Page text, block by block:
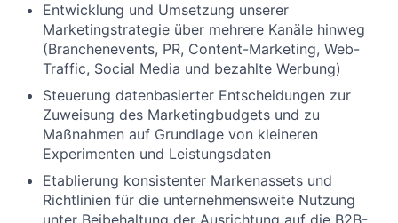
Entwicklung und Umsetzung unserer
Marketingstrategie über mehrere Kanäle hinweg
(Branchenevents, PR, Content-Marketing, Web-
Traffic, Social Media und bezahlte Werbung)
Steuerung datenbasierter Entscheidungen zur
Zuweisung des Marketingbudgets und zu
Maßnahmen auf Grundlage von kleineren
Experimenten und Leistungsdaten
Etablierung konsistenter Markenassets und
Richtlinien für die unternehmensweite Nutzung